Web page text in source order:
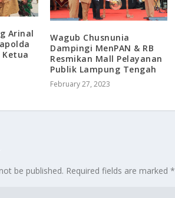
Arinal
Ketua
Wagub Chusnunia
Dampingi MenPAN & RB
Resmikan Mall Pelayanan
Publik Lampung Tengah
February 27, 2023
be published. Required fields are marked*